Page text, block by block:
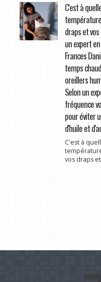
C'est à
draps et
un expert
Frances
temps
oreillers
Selon un
fréquence
pour éviter
d'huile et
C'est à
vos draps et